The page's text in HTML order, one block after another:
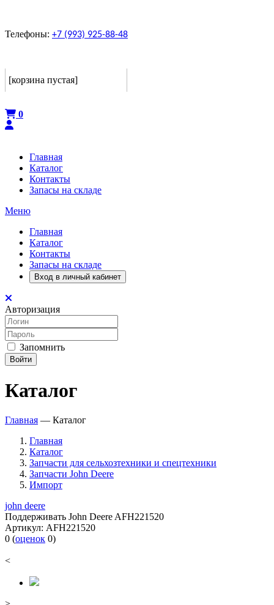
Телефоны: +7 (993) 925-88-48
[корзина пустая]
0
Главная
Каталог
Контакты
Запасы на складе
Меню
Главная
Каталог
Контакты
Запасы на складе
Вход в личный кабинет
Авторизация
Запомнить
Войти
Каталог
Главная — Каталог
Главная
Каталог
Запчасти для сельхозтехники и спецтехники
Запчасти John Deere
Импорт
john deere
Поддерживать John Deere AFH221520
Артикул: AFH221520
0 (оценок 0)
<